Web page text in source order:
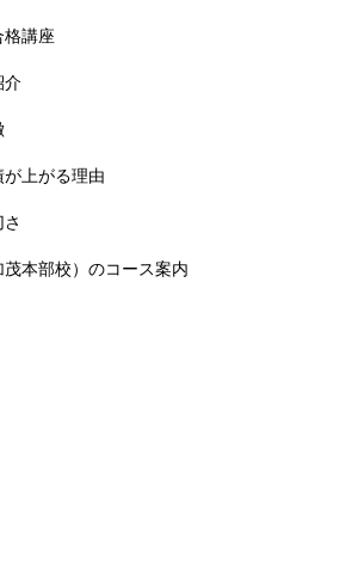
講座
介
上がる理由
本部校）のコース案内